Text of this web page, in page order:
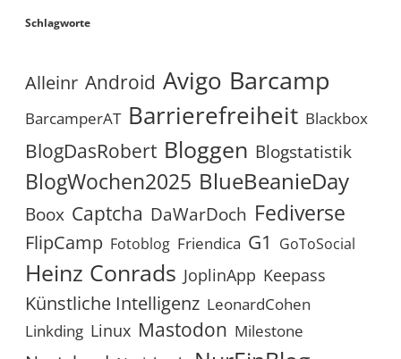
Schlagworte
Alleinr Android Avigo Barcamp
BarcamperAT Barrierefreiheit Blackbox
BlogDasRobert Bloggen Blogstatistik
BlogWochen2025 BlueBeanieDay
Boox Captcha DaWarDoch Fediverse
FlipCamp Fotoblog Friendica G1 GoToSocial
Heinz Conrads JoplinApp Keepass
Künstliche Intelligenz LeonardCohen
Linkding Linux Mastodon Milestone